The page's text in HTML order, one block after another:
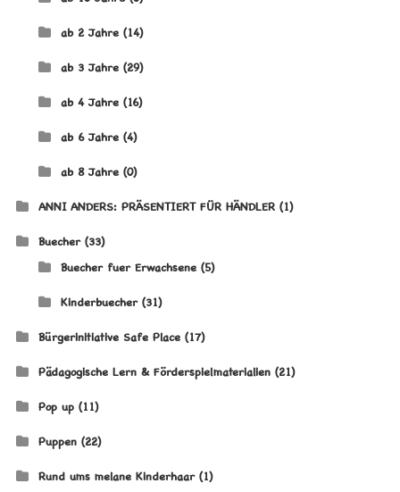
ab 2 Jahre (14)
ab 3 Jahre (29)
ab 4 Jahre (16)
ab 6 Jahre (4)
ab 8 Jahre (0)
ANNI ANDERS: PRÄSENTIERT FÜR HÄNDLER (1)
Buecher (33)
Buecher fuer Erwachsene (5)
Kinderbuecher (31)
Bürgerinitiative Safe Place (17)
Pädagogische Lern & Förderspielmaterialien (21)
Pop up (11)
Puppen (22)
Rund ums melane Kinderhaar (1)